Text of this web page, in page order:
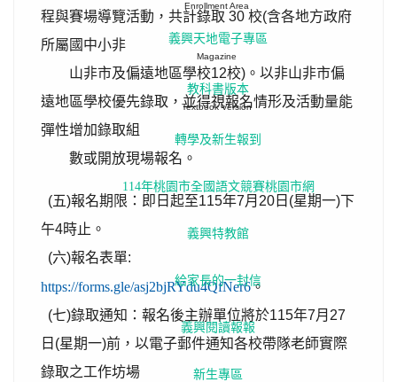
程與賽場導覽活動，共計錄取 30 校(含各地方政府
所屬國中小非
山非市及偏遠地區學校12校)。以非山非市偏
遠地區學校優先錄取，並得視報名情形及活動量能
彈性增加錄取組
數或開放現場報名。
(五)報名期限：即日起至115年7月20日(星期一)下
午4時止。
(六)報名表單:
https://forms.gle/asj2bjRYdu4QfNer6。
(七)錄取通知：報名後主辦單位將於115年7月27
日(星期一)前，以電子郵件通知各校帶隊老師實際
錄取之工作坊場
Enrollment Area
義興天地電子專區
Magazine
教科書版本
Textbook Version
轉學及新生報到
114年桃園市全國語文競賽桃園市網
義興特教館
給家長的一封信
義興閱讀報報
新生專區